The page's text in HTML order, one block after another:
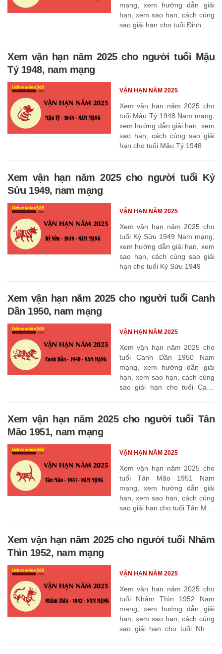
mạng, xem hướng dẫn giải
hạn, xem sao hạn, cách cúng
sao giải hạn cho tuổi Đinh Hợi
Xem vận hạn năm 2025 cho người tuổi Mậu
Tý 1948, nam mạng
Xem vận hạn năm 2025 cho
tuổi Mậu Tý 1948 Nam mạng,
xem hướng dẫn giải hạn, xem
sao hạn, cách cúng sao giải
hạn cho tuổi Mậu Tý 1948
VẬN HẠN NĂM 2025
Xem vận hạn năm 2025 cho người tuổi Kỷ
Sửu 1949, nam mạng
Xem vận hạn năm 2025 cho
tuổi Kỷ Sửu 1949 Nam mạng,
xem hướng dẫn giải hạn, xem
sao hạn, cách cúng sao giải
hạn cho tuổi Kỷ Sửu 1949
VẬN HẠN NĂM 2025
Xem vận hạn năm 2025 cho người tuổi Canh
Dần 1950, nam mạng
Xem vận hạn năm 2025 cho
tuổi Canh Dần 1950 Nam
mạng, xem hướng dẫn giải
hạn, xem sao hạn, cách cúng
sao giải hạn cho tuổi Canh
VẬN HẠN NĂM 2025
Xem vận hạn năm 2025 cho người tuổi Tân
Mão 1951, nam mạng
Xem vận hạn năm 2025 cho
tuổi Tân Mão 1951 Nam
mạng, xem hướng dẫn giải
hạn, xem sao hạn, cách cúng
sao giải hạn cho tuổi Tân Mão
VẬN HẠN NĂM 2025
Xem vận hạn năm 2025 cho người tuổi Nhâm
Thìn 1952, nam mạng
Xem vận hạn năm 2025 cho
tuổi Nhâm Thìn 1952 Nam
mạng, xem hướng dẫn giải
hạn, xem sao hạn, cách cúng
sao giải hạn cho tuổi Nhâm
VẬN HẠN NĂM 2025